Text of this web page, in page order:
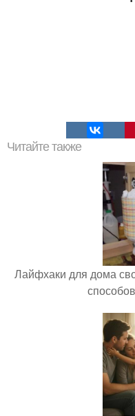
Читайте также
Лайфхаки для дома